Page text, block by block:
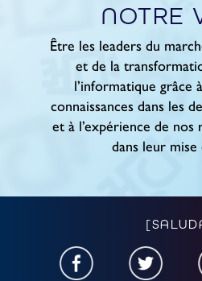
NOTRE
Être les leaders du
et de la
l’informatique grâce
connaissances dans les
et à l’expérience de nos
dans leur